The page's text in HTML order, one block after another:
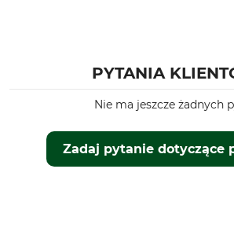
PYTANIA
Zadaj pytanie dotyczące
Nie ma jeszcze żadnych